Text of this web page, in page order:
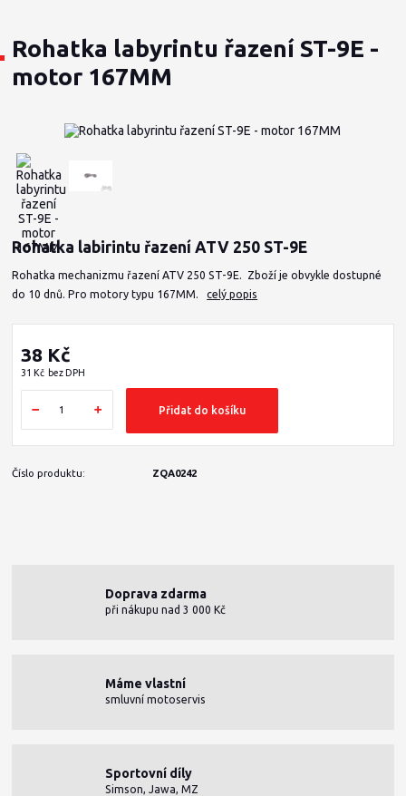
Rohatka labyrintu řazení ST-9E -
motor 167MM
Rohatka labirintu řazení ATV 250 ST-9E
Rohatka mechanizmu řazení ATV 250 ST-9E. Zboží je obvykle dostupné
do 10 dnů. Pro motory typu 167MM.celý popis
38 Kč
31 Kč bez DPH
Přidat do košíku
Číslo produktu: ZQA0242
Doprava zdarma
při nákupu nad 3 000 Kč
Máme vlastní
smluvní motoservis
Sportovní díly
Simson, Jawa, MZ